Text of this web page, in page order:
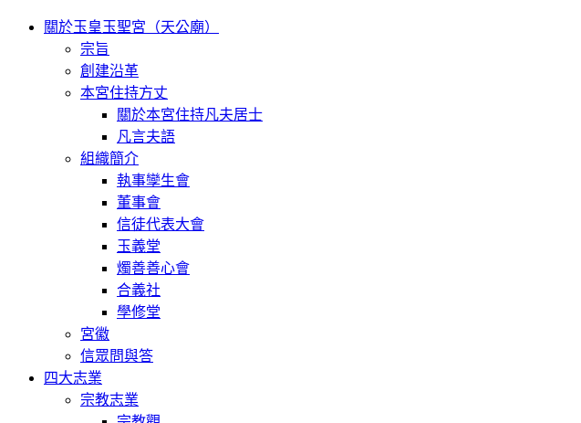
關於玉皇玉聖宮（天公廟）
宗旨
創建沿革
本宮住持方丈
關於本宮住持凡夫居士
凡言夫語
組織簡介
執事孿生會
董事會
信徒代表大會
玉義堂
燭善善心會
合義社
學修堂
宮徽
信眾問與答
四大志業
宗教志業